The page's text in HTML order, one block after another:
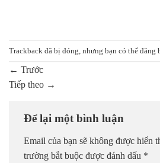
Trackback đã bị đóng, nhưng bạn có thể đăng
← Trước
Tiếp theo →
Để lại một bình luận
Email của bạn sẽ không được hiển
trường bắt buộc được đánh dấu *